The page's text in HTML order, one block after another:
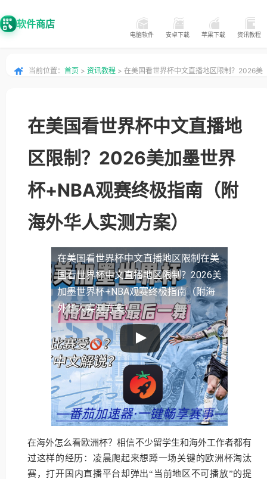
软件商店
电脑软件 安卓下载 苹果下载 资讯教程
当前位置： 首页 > 资讯教程 > 在美国看世界杯中文直播地区限制？2026美
在美国看世界杯中文直播地
区限制？2026美加墨世界
杯+NBA观赛终极指南（附
海外华人实测方案）
在美国看世界杯中文直播地区限制在美
国看世界杯中文直播地区限制？2026美
加墨世界杯+NBA观赛终极指南（附海
外华人实测方案）
在海外怎么看欧洲杯？相信不少留学生和海外工作者都有
过这样的经历：凌晨爬起来想蹲一场关键的欧洲杯淘汰
赛，打开国内直播平台却弹出“当前地区不可播放”的提